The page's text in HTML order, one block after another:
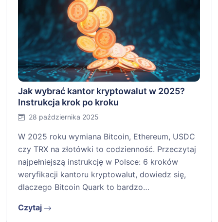
Jak wybrać kantor kryptowalut w 2025?
Instrukcja krok po kroku
28 października 2025
W 2025 roku wymiana Bitcoin, Ethereum, USDC
czy TRX na złotówki to codzienność. Przeczytaj
najpełniejszą instrukcję w Polsce: 6 kroków
weryfikacji kantoru kryptowalut, dowiedz się,
dlaczego Bitcoin Quark to bardzo…
Czytaj